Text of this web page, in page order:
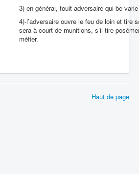
3)-en général, touit adversaire qui be
4)-l’adversaire ouvre le feu de loin et tire
sera à court de munitions, s’il tire
méfier.
Haut de page